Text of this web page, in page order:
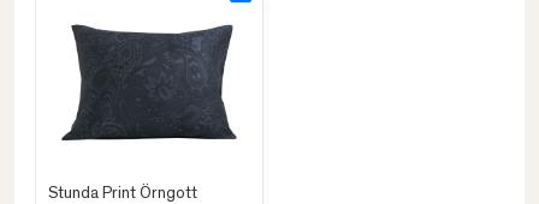
Stunda Print Örngott